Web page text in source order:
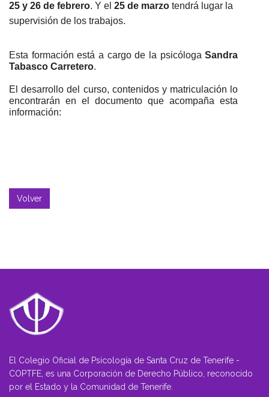
25 y 26 de febrero. Y el 25 de marzo tendrá lugar la
supervisión de los trabajos.
Esta formación está a cargo de la psicólogaSandra
Tabasco Carretero.
El desarrollo del curso, contenidos y matriculación lo
encontrarán en el documento que acompaña esta
información:
Volver
El Colegio Oficial de Psicología de Santa Cruz de Tenerife -
COPTFE, es una Corporación de Derecho Público, reconocido
por el Estado y la Comunidad de Tenerife.